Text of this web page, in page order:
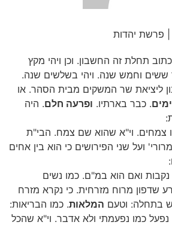
תחלת זה החשבון. וכן ויהי מקץ
ששים וחמש שנה. ויהי בשלשים שנה.
ליציאת שר המשקים מבית הסהר. או
ימים. כבר בארתיו. ופרעה חלם. היה
צמחים. וי"א שהוא שם צמח. הבי"ת
ועל שני הפירושים כי הוא בין אחים
נקבות ואם הוא במ"ם. כמו נשים
שדפון מרוח מזרחית. כי נקרא מזרח
בתחלה: וטעם המלאות. כמו הבריאות:
נפעל כמו נפעמתי ולא אדבר. וי"א שהכל